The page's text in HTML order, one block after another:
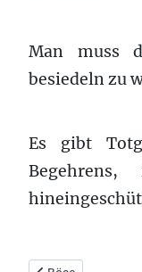
Man muss
besiedeln zu
Es gibt